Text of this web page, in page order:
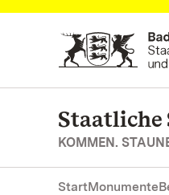
Zum Hauptinhalt
Staatliche
KOMMEN.
StartMonumente